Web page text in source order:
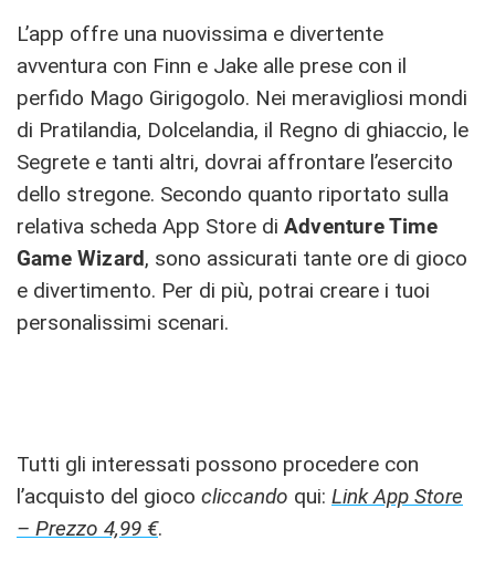
L’app offre una nuovissima e divertente
avventura con Finn e Jake alle prese con il
perfido Mago Girigogolo. Nei meravigliosi mondi
di Pratilandia, Dolcelandia, il Regno di ghiaccio, le
Segrete e tanti altri, dovrai affrontare l’esercito
dello stregone. Secondo quanto riportato sulla
relativa scheda App Store di Adventure Time
Game Wizard, sono assicurati tante ore di gioco
e divertimento. Per di più, potrai creare i tuoi
personalissimi scenari.
Tutti gli interessati possono procedere con
l’acquisto del gioco cliccando qui: Link App Store
– Prezzo 4,99 €.